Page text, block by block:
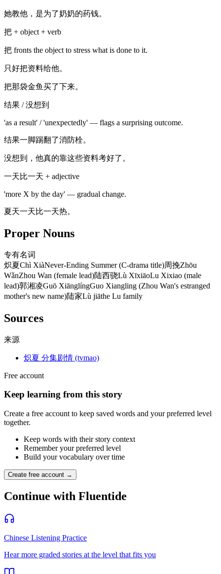
她教他，是为了奶奶的药钱。
把 + object + verb
把 fronts the object to stress what is done to it.
只好把资料给他。
把那袋金鱼买了下来。
结果 / 没想到
'as a result' / 'unexpectedly' — flags a surprising outcome.
结果一脚踢翻了消防栓。
没想到，他真的靠这些资料考好了。
一天比一天 + adjective
'more X by the day' — gradual change.
夏天一天比一天热。
Proper Nouns
专有名词
炽夏Chì XiàNever-Ending Summer (C-drama title)周挽Zhōu
WǎnZhou Wan (female lead)陆西骁Lù XīxiāoLu Xixiao (male
lead)郭湘凌Guō XiānglíngGuo Xiangling (Zhou Wan's estranged
mother's new name)陆家Lù jiāthe Lu family
Sources
来源
炽夏 分集剧情 (tvmao)
Free account
Keep learning from this story
Create a free account to keep saved words and your preferred level
together.
Keep words with their story context
Remember your preferred level
Build your vocabulary over time
Create free account →
Continue with Fluentide
Chinese Listening Practice
Hear more graded stories at the level that fits you